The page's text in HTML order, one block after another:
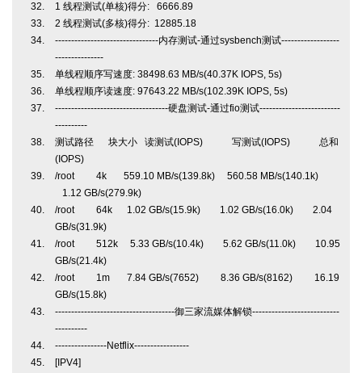
1 线程测试(单核)得分: 6666.89
2 线程测试(多核)得分: 12885.18
--------------------------------内存测试-通过sysbench测试------------------
---------------
单线程顺序写速度: 38498.63 MB/s(40.37K IOPS, 5s)
单线程顺序读速度: 97643.22 MB/s(102.39K IOPS, 5s)
-----------------------------------硬盘测试-通过fio测试-------------------------
----------
测试路径 块大小 读测试(IOPS) 写测试(IOPS) 总和
(IOPS)
/root 4k 559.10 MB/s(139.8k) 560.58 MB/s(140.1k)
1.12 GB/s(279.9k)
/root 64k 1.02 GB/s(15.9k) 1.02 GB/s(16.0k) 2.04
GB/s(31.9k)
/root 512k 5.33 GB/s(10.4k) 5.62 GB/s(11.0k) 10.95
GB/s(21.4k)
/root 1m 7.84 GB/s(7652) 8.36 GB/s(8162) 16.19
GB/s(15.8k)
-------------------------------------御三家流媒体解锁---------------------------
----------
----------------Netflix-----------------
[IPV4]